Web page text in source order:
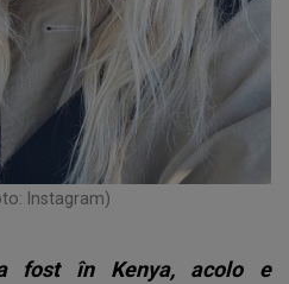
Instagram)
fost în Kenya, acolo e